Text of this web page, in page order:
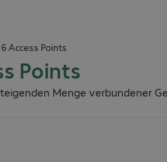
Access Points
Points
Menge